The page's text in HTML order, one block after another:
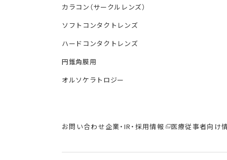
カラコン（サークルレンズ）
ソフトコンタクトレンズ
ハードコンタクトレンズ
円錐角膜用
オルソケラトロジー
お問い合わせ企業・IR・採用情報 医療従事者向け